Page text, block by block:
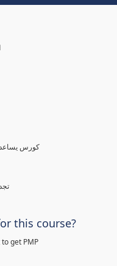
this course?
get PMP